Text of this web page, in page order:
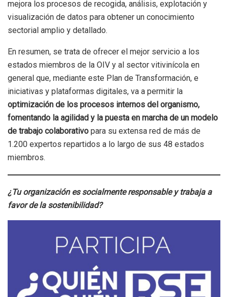
mejora los procesos de recogida, análisis, explotación y
visualización de datos para obtener un conocimiento
sectorial amplio y detallado.
En resumen, se trata de ofrecer el mejor servicio a los
estados miembros de la OIV y al sector vitivinícola en
general que, mediante este Plan de Transformación, e
iniciativas y plataformas digitales, va a permitir la
optimización de los procesos internos del organismo,
fomentando la agilidad y la puesta en marcha de un modelo
de trabajo colaborativo para su extensa red de más de
1.200 expertos repartidos a lo largo de sus 48 estados
miembros.
¿Tu organización es socialmente responsable y trabaja a
favor de la sostenibilidad?